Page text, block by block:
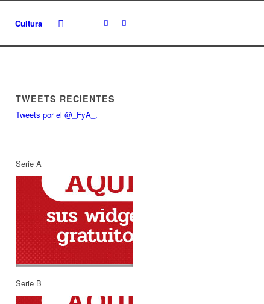
Cultura
TWEETS RECIENTES
Tweets por el @_FyA_.
Serie A
Serie B